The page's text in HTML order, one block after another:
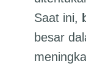
Saat ini,
besar